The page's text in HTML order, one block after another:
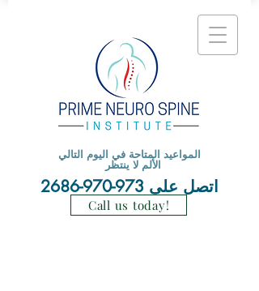
المواعيد المتاحة في اليوم التالي
الألم لا ينتظر
اتصل على 973-970-2686
Call us today!